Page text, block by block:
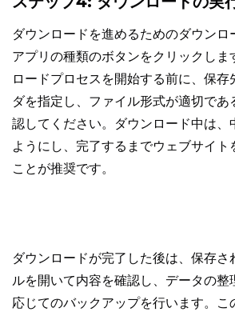
ダウンロードを進めるためのダウンロ
アプリの種類のボタンをクリックしま
ロードプロセスを開始する前に、保存
ダを指定し、ファイル形式が適切であ
認してください。ダウンロード中は、
ようにし、完了するまでウェブサイト
ことが推奨です。
ダウンロードが完了した後は、保存さ
ルを開いて内容を確認し、データの整
応じてのバックアップを行います。こ